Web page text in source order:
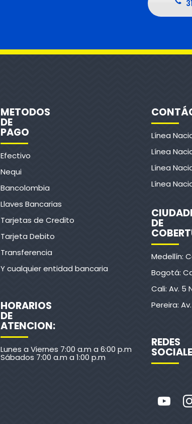
METODOS
DE
PAGO
Efectivo
Nequi
Bancolombia
Llaves Bancarias
Tarjetas de Credito
Tarjeta Debito
Transferencia
Y cualquier entidad bancaria
HORARIOS
DE
ATENCION:
Lunes a Viernes 7:00 a.m a 6:00 p.m
Sábados 7:00 a.m a 1:00 p.m
Línea
Línea
Línea
Línea
DE
Medellín:
Bogotá:
Cali: Av. 5
Pereira:
REDES